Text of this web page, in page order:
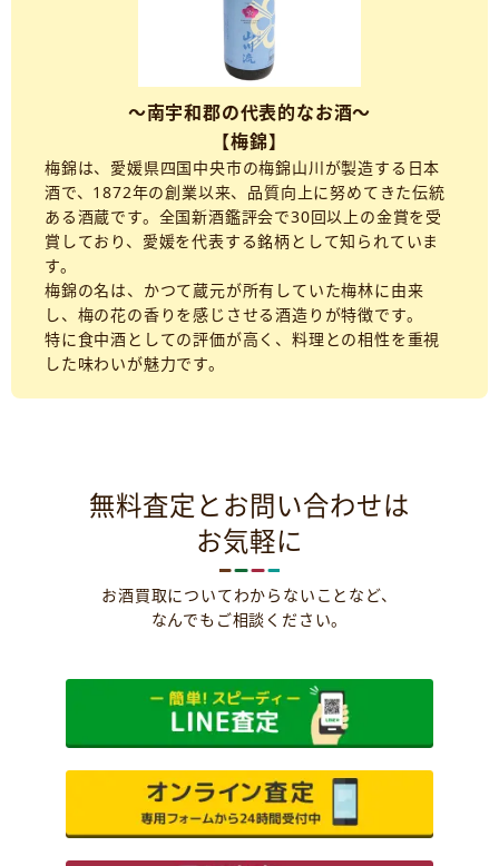
～南宇和郡の代表的なお酒～
【梅錦】
梅錦は、愛媛県四国中央市の梅錦山川が製造する日本
酒で、1872年の創業以来、品質向上に努めてきた伝統
ある酒蔵です。全国新酒鑑評会で30回以上の金賞を受
賞しており、愛媛を代表する銘柄として知られていま
す。
梅錦の名は、かつて蔵元が所有していた梅林に由来
し、梅の花の香りを感じさせる酒造りが特徴です。
特に食中酒としての評価が高く、料理との相性を重視
した味わいが魅力です。
無料査定とお問い合わせは
お気軽に
お酒買取についてわからないことなど、
なんでもご相談ください。